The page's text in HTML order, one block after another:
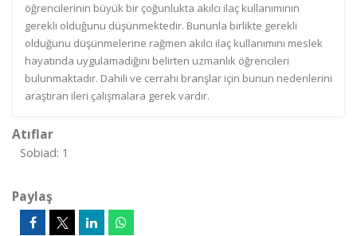
öğrencilerinin büyük bir çoğunlukta akılcı ilaç kullanımının
gerekli olduğunu düşünmektedir. Bununla birlikte gerekli
olduğunu düşünmelerine rağmen akılcı ilaç kullanımını meslek
hayatında uygulamadığını belirten uzmanlık öğrencileri
bulunmaktadır. Dahili ve cerrahi branşlar için bunun nedenlerini
araştıran ileri çalışmalara gerek vardır.
Atıflar
Sobiad: 1
Paylaş